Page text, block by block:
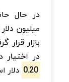
در اختیار
0.20 دلار